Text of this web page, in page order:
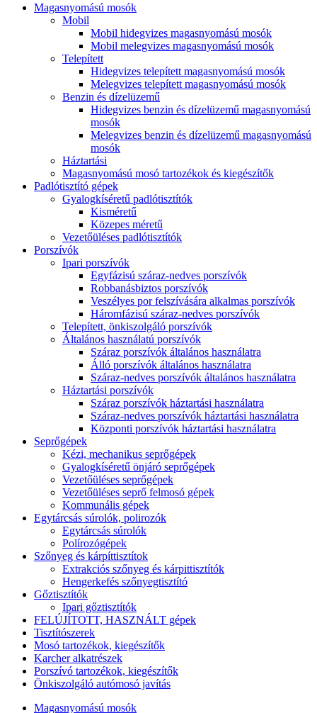
Magasnyomású mosók
Mobil
Mobil hidegvizes magasnyomású mosók
Mobil melegvizes magasnyomású mosók
Telepített
Hidegvizes telepített magasnyomású mosók
Melegvizes telepített magasnyomású mosók
Benzin és dízelüzemű
Hidegvizes benzin és dízelüzemű magasnyomású
mosók
Melegvizes benzin és dízelüzemű magasnyomású
mosók
Háztartási
Magasnyomású mosó tartozékok és kiegészítők
Padlótisztító gépek
Gyalogkíséretű padlótisztítók
Kisméretű
Közepes méretű
Vezetőüléses padlótisztítók
Porszívók
Ipari porszívók
Egyfázisú száraz-nedves porszívók
Robbanásbiztos porszívók
Veszélyes por felszívására alkalmas porszívók
Háromfázisú száraz-nedves porszívók
Telepített, önkiszolgáló porszívók
Általános használatú porszívók
Száraz porszívók általános használatra
Álló porszívók általános használatra
Száraz-nedves porszívók általános használatra
Háztartási porszívók
Száraz porszívók háztartási használatra
Száraz-nedves porszívók háztartási használatra
Központi porszívók háztartási használatra
Seprőgépek
Kézi, mechanikus seprőgépek
Gyalogkíséretű önjáró seprőgépek
Vezetőüléses seprőgépek
Vezetőüléses seprő felmosó gépek
Kommunális gépek
Egytárcsás súrolók, polirozók
Egytárcsás súrolók
Polírozógépek
Szőnyeg és kárpíttisztítok
Extrakciós szőnyeg és kárpittisztítók
Hengerkefés szőnyegtisztító
Gőztisztítók
Ipari gőztisztítók
FELÚJÍTOTT, HASZNÁLT gépek
Tisztítószerek
Mosó tartozékok, kiegészítők
Karcher alkatrészek
Porszívó tartozékok, kiegészítők
Önkiszolgáló autómosó javítás
Magasnyomású mosók